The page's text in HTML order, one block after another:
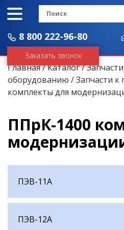
8 800 222-96-80
Заказать звонок
Главная/Каталог/
оборудованию /Запчасти
комплекты для
ППрК-1400
ПЭВ-11А
ПЭВ-12А